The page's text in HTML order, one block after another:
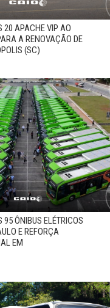
20 APACHE VIP AO
A RENOVAÇÃO DE
(SC)
ÔNIBUS ELÉTRICOS
E REFORÇA
EM